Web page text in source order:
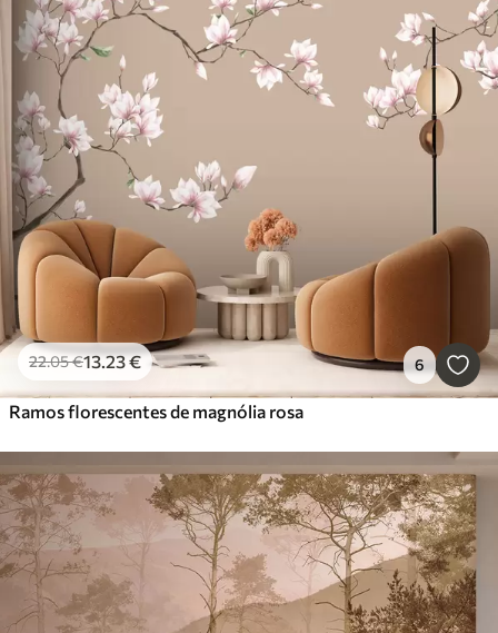
22.05€13.23€ 6
Ramos florescentes de magnólia rosa